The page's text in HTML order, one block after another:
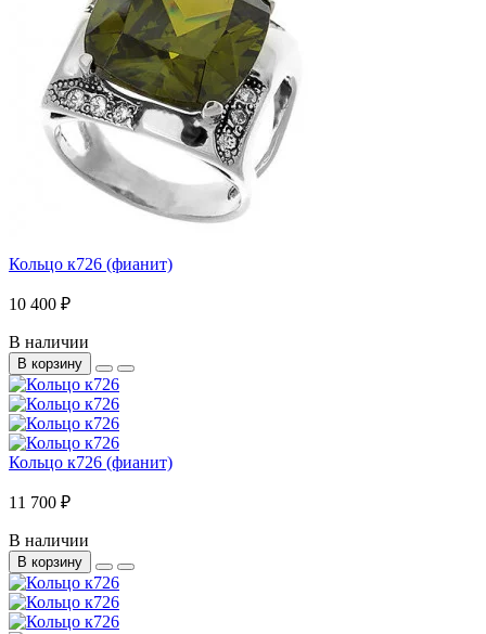
Кольцо к726 (фианит)
10 400 ₽
В наличии
В корзину
Кольцо к726 (фианит)
11 700 ₽
В наличии
В корзину